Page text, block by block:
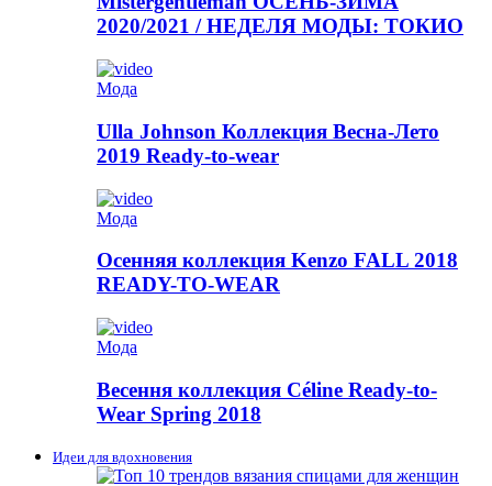
2020/2021 / НЕДЕЛЯ МОДЫ: ТОКИО
Мода
Ulla Johnson Коллекция Весна-Лето
2019 Ready-to-wear
Мода
Осенняя коллекция Kenzo FALL 2018
READY-TO-WEAR
Мода
Весення коллекция Céline Ready-to-
Wear Spring 2018
Идеи для вдохновения